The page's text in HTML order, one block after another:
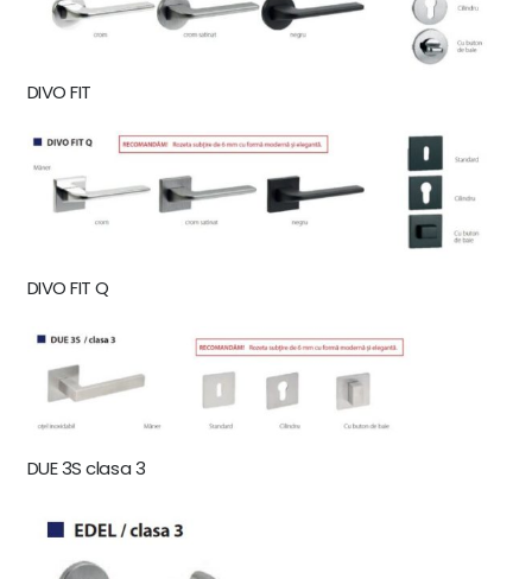
DIVO FIT
DIVO FIT Q
DUE 3S clasa 3